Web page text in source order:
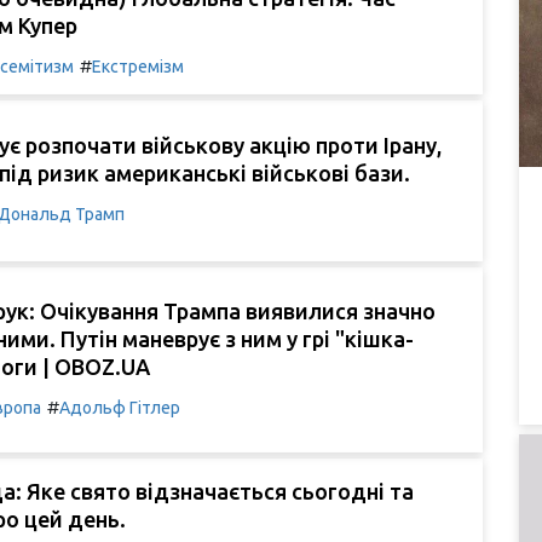
Купер
#Екстремізм
розпочати військову акцію проти Ірану,
ризик американські військові бази.
Трамп
Очікування Трампа виявилися значно
Путін маневрує з ним у грі "кішка-
| OBOZ.UA
#Адольф Гітлер
Яке свято відзначається сьогодні та
цей день.